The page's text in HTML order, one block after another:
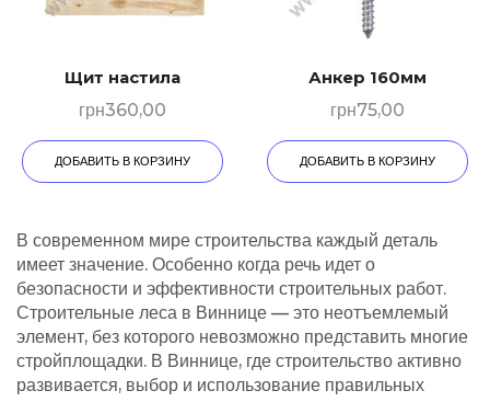
Щит настила
грн360,00
ДОБАВИТЬ В КОРЗИНУ
Анкер 160мм
грн75,00
ДОБАВИТЬ В КОРЗИНУ
В современном мире строительства каждый деталь
имеет значение. Особенно когда речь идет о
безопасности и эффективности строительных работ.
Строительные леса в Виннице — это неотъемлемый
элемент, без которого невозможно представить многие
стройплощадки. В Виннице, где строительство активно
развивается, выбор и использование правильных